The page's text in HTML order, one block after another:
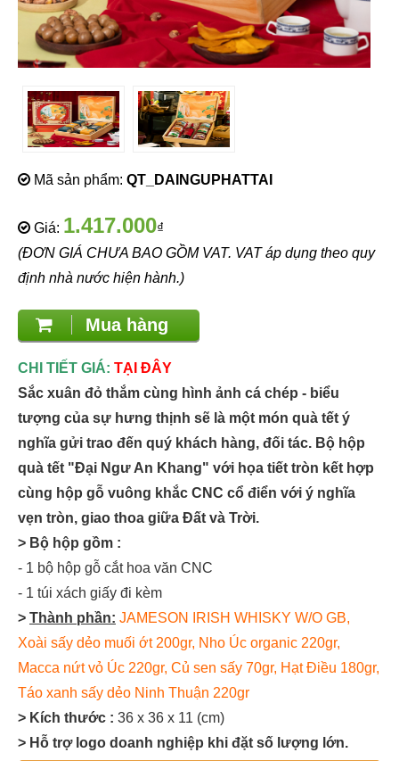
Mã sản phẩm: QT_DAINGUPHATTAI
Giá: 1.417.000₫
(ĐƠN GIÁ CHƯA BAO GỒM VAT. VAT áp dụng theo quy
định nhà nước hiện hành.)
Mua hàng
CHI TIẾT GIÁ: TẠI ĐÂY
Sắc xuân đỏ thắm cùng hình ảnh cá chép - biểu
tượng của sự hưng thịnh sẽ là một món quà tết ý
nghĩa gửi trao đến quý khách hàng, đối tác. Bộ hộp
quà tết "Đại Ngư An Khang" với họa tiết tròn kết hợp
cùng hộp gỗ vuông khắc CNC cổ điển với ý nghĩa
vẹn tròn, giao thoa giữa Đất và Trời.
> Bộ hộp gồm :
- 1 bộ hộp gỗ cắt hoa văn CNC
- 1 túi xách giấy đi kèm
> Thành phần: JAMESON IRISH WHISKY W/O GB,
Xoài sấy dẻo muối ớt 200gr, Nho Úc organic 220gr,
Macca nứt vỏ Úc 220gr, Củ sen sấy 70gr, Hạt Điều 180gr,
Táo xanh sấy dẻo Ninh Thuận 220gr
> Kích thước : 36 x 36 x 11 (cm)
> Hỗ trợ logo doanh nghiệp khi đặt số lượng lớn.